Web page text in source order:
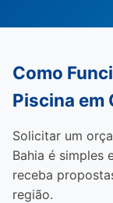
Como
Piscina em
Solicitar um
Bahia é simples
receba
região.